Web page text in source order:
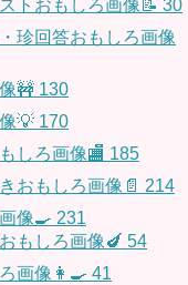
トおもしろ画像📝 30
珍回答おもしろ画像
🚧 130
💡 170
しろ画像🏬 185
おもしろ画像📄 214
像🍳 231
もしろ画像🍆 54
画像👩‍🍳 41